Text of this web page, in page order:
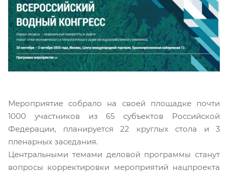
Мероприятие собрало на своей площадке почти
1000 участников из 65 субъектов Российской
Федерации, планируется 22 круглых стола и 3
пленарных заседания.
Центральными темами деловой программы станут
вопросы корректировки мероприятий нацпроекта